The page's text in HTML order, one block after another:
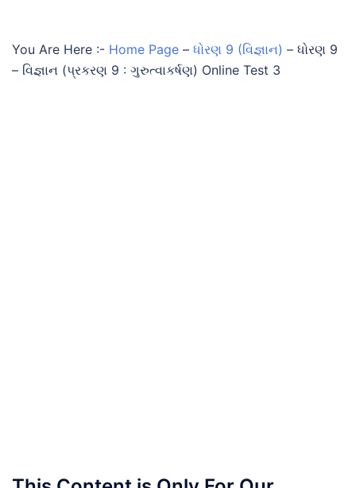
You Are Here :- Home Page – ધોરણ 9 (વિજ્ઞાન) – ધોરણ 9
– વિજ્ઞાન (પ્રકરણ 9 : ગુરુત્વાકર્ષણ) Online Test 3